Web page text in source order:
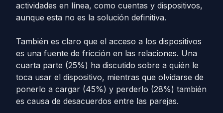
actividades en línea, como cuentas y dispositivos,
aunque esta no es la solución definitiva.
También es claro que el acceso a los dispositivos
es una fuente de fricción en las relaciones. Una
cuarta parte (25%) ha discutido sobre a quién le
toca usar el dispositivo, mientras que olvidarse de
ponerlo a cargar (45%) y perderlo (28%) también
es causa de desacuerdos entre las parejas.